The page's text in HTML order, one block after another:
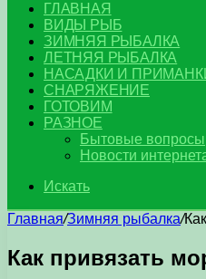
ГЛАВНАЯ
ВИДЫ РЫБ
ЗИМНЯЯ РЫБАЛКА
ЛЕТНЯЯ РЫБАЛКА
НАСАДКИ И
СНАРЯЖЕНИЕ
ГОТОВИМ
РАЗНОЕ
Бытовые вопросы
Новости
Искать
Главная/Зимняя рыбалка/
Как привязать